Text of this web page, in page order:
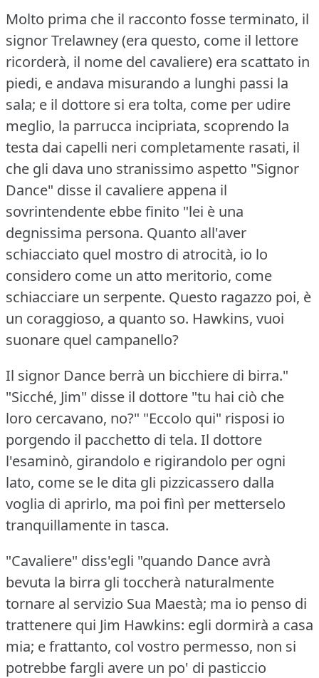
Molto prima che il racconto fosse terminato, il
signor Trelawney (era questo, come il lettore
ricorderà, il nome del cavaliere) era scattato in
piedi, e andava misurando a lunghi passi la
sala; e il dottore si era tolta, come per udire
meglio, la parrucca incipriata, scoprendo la
testa dai capelli neri completamente rasati, il
che gli dava uno stranissimo aspetto "Signor
Dance" disse il cavaliere appena il
sovrintendente ebbe finito "lei è una
degnissima persona. Quanto all'aver
schiacciato quel mostro di atrocità, io lo
considero come un atto meritorio, come
schiacciare un serpente. Questo ragazzo poi, è
un coraggioso, a quanto so. Hawkins, vuoi
suonare quel campanello?
Il signor Dance berrà un bicchiere di birra."
"Sicché, Jim" disse il dottore "tu hai ciò che
loro cercavano, no?" "Eccolo qui" risposi io
porgendo il pacchetto di tela. Il dottore
l'esaminò, girandolo e rigirandolo per ogni
lato, come se le dita gli pizzicassero dalla
voglia di aprirlo, ma poi finì per metterselo
tranquillamente in tasca.
"Cavaliere" diss'egli "quando Dance avrà
bevuta la birra gli toccherà naturalmente
tornare al servizio Sua Maestà; ma io penso di
trattenere qui Jim Hawkins: egli dormirà a casa
mia; e frattanto, col vostro permesso, non si
potrebbe fargli avere un po' di pasticcio